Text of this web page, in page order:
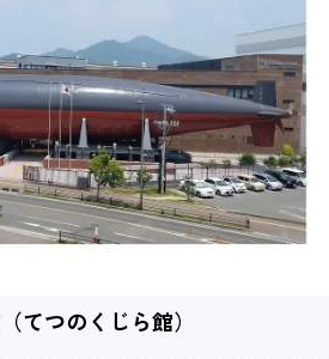
てつのくじら館）